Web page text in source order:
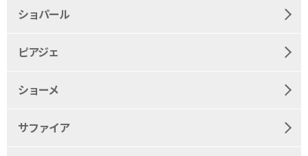
ショパール
ピアジェ
ショーメ
サファイア